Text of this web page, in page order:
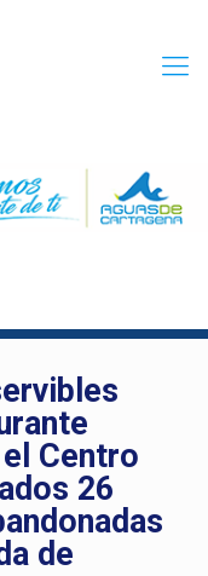
Centro
26
de